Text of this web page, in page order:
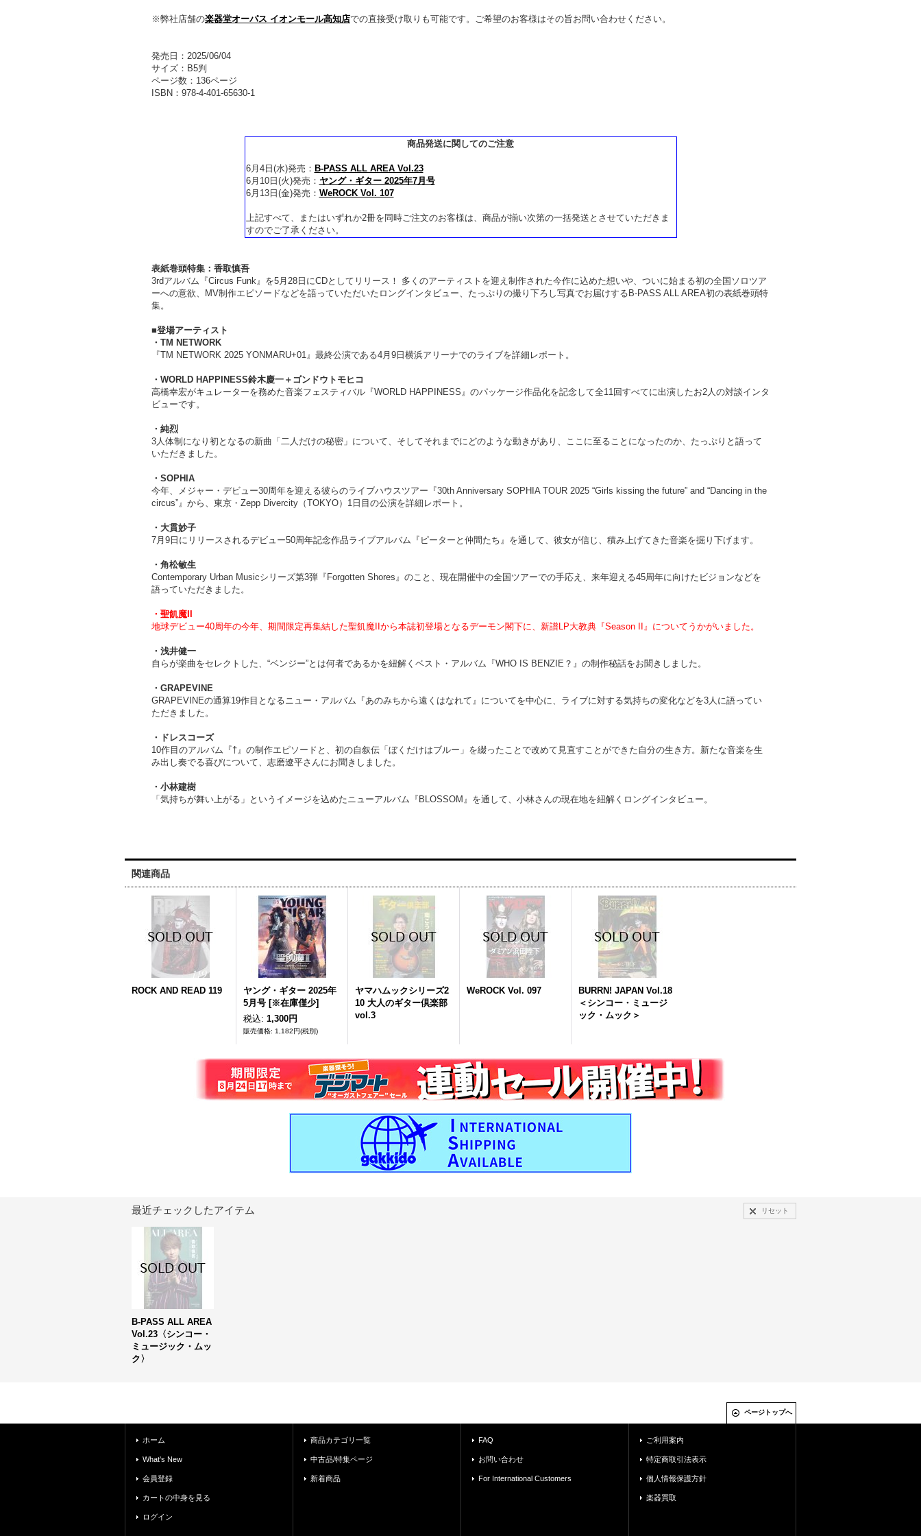
※弊社店舗の楽器堂オーパス イオンモール高知店での直接受け取りも可能です。ご希望のお客様はその旨お問い合わせください。
発売日：2025/06/04
サイズ：B5判
ページ数：136ページ
ISBN：978-4-401-65630-1
商品発送に関してのご注意
6月4日(水)発売： B-PASS ALL AREA Vol.23
6月10日(火)発売： ヤング・ギター 2025年7月号
6月13日(金)発売： WeROCK Vol. 107
上記すべて、またはいずれか2冊を同時ご注文のお客様は、商品が揃い次第の一括発送とさせていただきま
すのでご了承ください。
表紙巻頭特集：香取慎吾
3rdアルバム『Circus Funk』を5月28日にCDとしてリリース！ 多くのアーティストを迎え制作された今作に込めた想いや、ついに始まる初の全国ソロツア
ーへの意欲、MV制作エピソードなどを語っていただいたロングインタビュー、たっぷりの撮り下ろし写真でお届けするB-PASS ALL AREA初の表紙巻頭特
集。
■登場アーティスト
・TM NETWORK
『TM NETWORK 2025 YONMARU+01』最終公演である4月9日横浜アリーナでのライブを詳細レポート。
・WORLD HAPPINESS鈴木慶一＋ゴンドウトモヒコ
高橋幸宏がキュレーターを務めた音楽フェスティバル『WORLD HAPPINESS』のパッケージ作品化を記念して全11回すべてに出演したお2人の対談インタ
ビューです。
・純烈
3人体制になり初となるの新曲「二人だけの秘密」について、そしてそれまでにどのような動きがあり、ここに至ることになったのか、たっぷりと語って
いただきました。
・SOPHIA
今年、メジャー・デビュー30周年を迎える彼らのライブハウスツアー『30th Anniversary SOPHIA TOUR 2025 “Girls kissing the future” and “Dancing in the
circus”』から、東京・Zepp Divercity（TOKYO）1日目の公演を詳細レポート。
・大貫妙子
7月9日にリリースされるデビュー50周年記念作品ライブアルバム『ピーターと仲間たち』を通して、彼女が信じ、積み上げてきた音楽を掘り下げます。
・角松敏生
Contemporary Urban Musicシリーズ第3弾『Forgotten Shores』のこと、現在開催中の全国ツアーでの手応え、来年迎える45周年に向けたビジョンなどを
語っていただきました。
・聖飢魔II
地球デビュー40周年の今年、期間限定再集結した聖飢魔IIから本誌初登場となるデーモン閣下に、新譜LP大教典『Season II』についてうかがいました。
・浅井健一
自らが楽曲をセレクトした、“ベンジー”とは何者であるかを紐解くベスト・アルバム『WHO IS BENZIE？』の制作秘話をお聞きしました。
・GRAPEVINE
GRAPEVINEの通算19作目となるニュー・アルバム『あのみちから遠くはなれて』についてを中心に、ライブに対する気持ちの変化などを3人に語ってい
ただきました。
・ドレスコーズ
10作目のアルバム『†』の制作エピソードと、初の自叙伝「ぼくだけはブルー」を綴ったことで改めて見直すことができた自分の生き方。新たな音楽を生
み出し奏でる喜びについて、志磨遼平さんにお聞きしました。
・小林建樹
「気持ちが舞い上がる」というイメージを込めたニューアルバム『BLOSSOM』を通して、小林さんの現在地を紐解くロングインタビュー。
関連商品
ROCK AND READ 119
ヤング・ギター 2025年
5月号 [※在庫僅少]
1,182円(税別)
税込: 1,300円
ヤマハムックシリーズ2
10 大人のギター倶楽部
vol.3
WeROCK Vol. 097
BURRN! JAPAN Vol.18
＜シンコー・ミュージ
ック・ムック＞
最近チェックしたアイテム リセット
B-PASS ALL AREA
Vol.23〈シンコー・
ミュージック・ムッ
ク〉
ページトップへ
ホーム
What's New
会員登録
カートの中身を見る
ログイン
商品カテゴリ一覧
中古品/特集ページ
新着商品
FAQ
お問い合わせ
For International Customers
ご利用案内
特定商取引法表示
個人情報保護方針
楽器買取